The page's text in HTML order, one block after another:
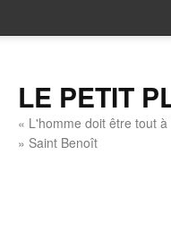
LE PETIT
« L'homme doit être tout
» Saint Benoît